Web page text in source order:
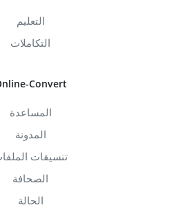
التعليم
التكاملات
Convert
المساعدة
المدونة
تنسيقات
الصحافة
الحالة